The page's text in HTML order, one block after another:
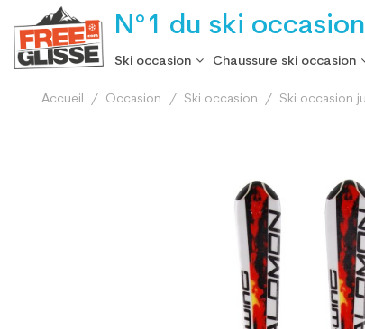
N°1 du ski
Ski occasion Chaussure ski occasion
Accueil Occasion Ski occasion Ski occasion